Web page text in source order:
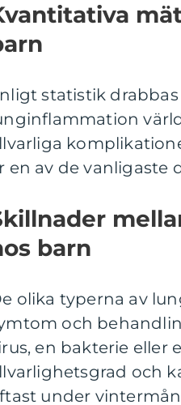
statistik
en av de vanligaste
barn
olika typerna av
och
en bakterie eller
och
under